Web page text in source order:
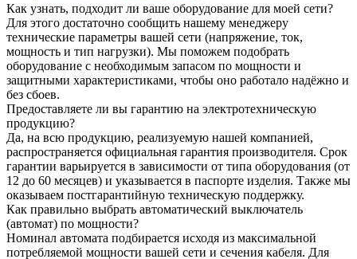
Как узнать, подходит ли ваше оборудование для моей сети?
Для этого достаточно сообщить нашему менеджеру
технические параметры вашей сети (напряжение, ток,
мощность и тип нагрузки). Мы поможем подобрать
оборудование с необходимым запасом по мощности и
защитными характеристиками, чтобы оно работало надёжно и
без сбоев.
Предоставляете ли вы гарантию на электротехническую
продукцию?
Да, на всю продукцию, реализуемую нашей компанией,
распространяется официальная гарантия производителя. Срок
гарантии варьируется в зависимости от типа оборудования (от
12 до 60 месяцев) и указывается в паспорте изделия. Также мы
оказываем постгарантийную техническую поддержку.
Как правильно выбрать автоматический выключатель
(автомат) по мощности?
Номинал автомата подбирается исходя из максимальной
потребляемой мощности вашей сети и сечения кабеля. Для